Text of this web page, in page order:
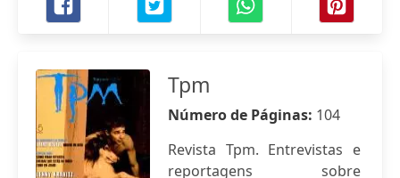
Tpm
Número de Páginas: 104
Revista Tpm. Entrevistas e
reportagens sobre